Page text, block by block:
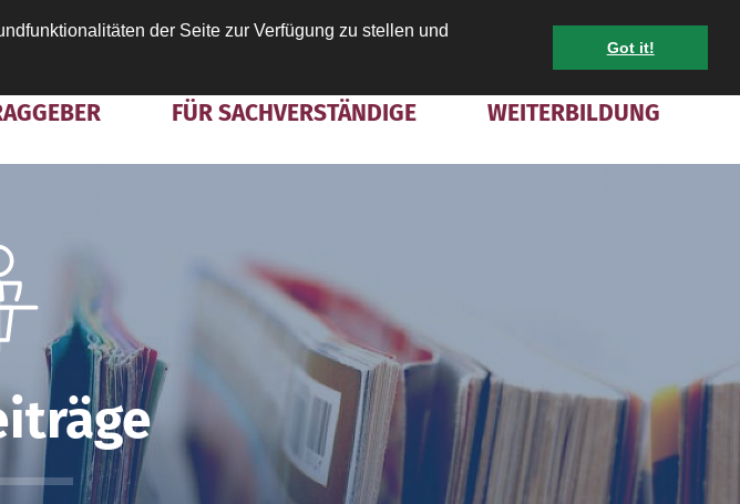
der Seite zur Verfügung zu stellen und
Got it!
INTRANET
FÜR SACHVERSTÄNDIGE WEITERBILDUNG